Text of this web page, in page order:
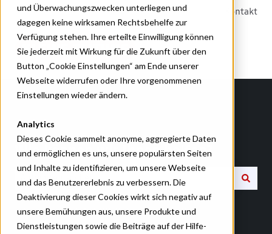
und Überwachungszwecken unterliegen und
dagegen keine wirksamen Rechtsbehelfe zur
Verfügung stehen. Ihre erteilte Einwilligung können
Sie jederzeit mit Wirkung für die Zukunft über den
Button „Cookie Einstellungen“ am Ende unserer
Webseite widerrufen oder Ihre vorgenommenen
Einstellungen wieder ändern.
Analytics
Dieses Cookie sammelt anonyme, aggregierte Daten
und ermöglichen es uns, unsere populärsten Seiten
und Inhalte zu identifizieren, um unsere Webseite
und das Benutzererlebnis zu verbessern. Die
Deaktivierung dieser Cookies wirkt sich negativ auf
unsere Bemühungen aus, unsere Produkte und
Dienstleistungen sowie die Beiträge auf der Hilfe-
Kontakt
Wie können wir Ihnen helfen?
Es gibt keine Vorschläge, da das Suchfeld leer ist.